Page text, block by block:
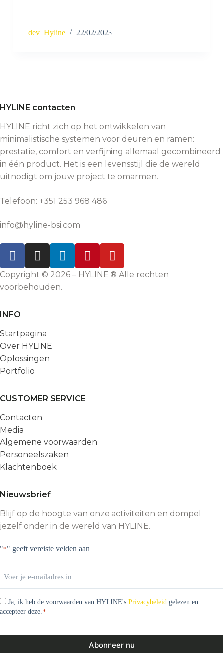
dev_Hyline 22/02/2023
HYLINE contacten
HYLINE richt zich op het ontwikkelen van
minimalistische systemen voor deuren en ramen:
prestatie, comfort en verfijning allemaal gecombineerd
in één product. Het is een levensstijl die de wereld
uitnodigt om jouw project te omarmen.
Telefoon: +351 253 968 486
info@hyline-bsi.com
Copyright © 2026 – HYLINE ® Alle rechten
voorbehouden.
INFO
Startpagina
Over HYLINE
Oplossingen
Portfolio
CUSTOMER SERVICE
Contacten
Media
Algemene voorwaarden
Personeelszaken
Klachtenboek
Nieuwsbrief
Blijf op de hoogte van onze activiteiten en dompel
jezelf onder in de wereld van HYLINE.
"*" geeft vereiste velden aan
Consentimento*
Ja, ik heb de voorwaarden van HYLINE's Privacybeleid
accepteer deze.*
Abonneer nu